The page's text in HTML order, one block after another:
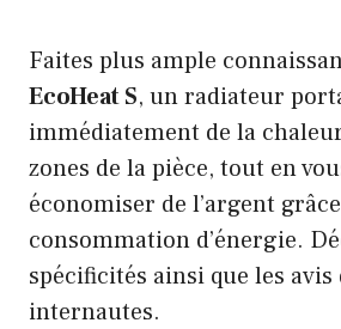
Faites plus ample
EcoHeat S, un radiateur
immédiatement de la
zones de la pièce, tout en
économiser de l’argent
consommation d’énergie.
spécificités ainsi que les avis
internautes.